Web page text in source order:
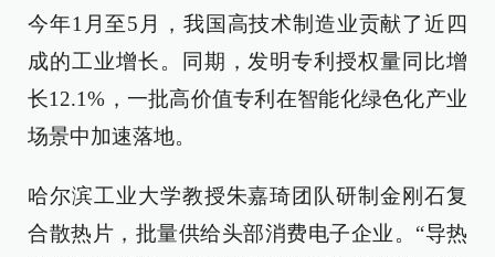
今年1月至5月，我国高技术制造业贡献了近四
成的工业增长。同期，发明专利授权量同比增
长12.1%，一批高价值专利在智能化绿色化产业
场景中加速落地。
哈尔滨工业大学教授朱嘉琦团队研制金刚石复
合散热片，批量供给头部消费电子企业。“导热